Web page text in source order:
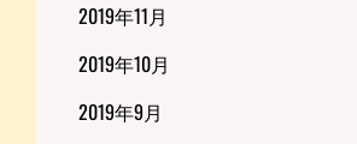
2019年11月
2019年10月
2019年9月